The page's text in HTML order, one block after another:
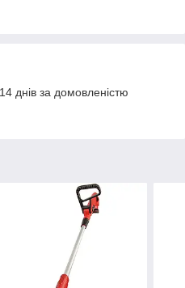
днів за домовленістю